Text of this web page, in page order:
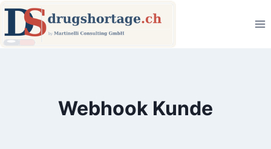
Zum
Inhalt
springen
Webhook Kunde